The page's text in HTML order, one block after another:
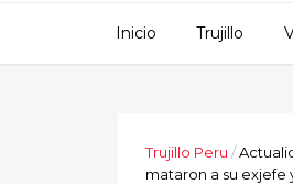
Inicio Trujillo
Trujillo Peru /
mataron a su exjefe